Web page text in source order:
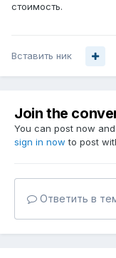
стоимость.
Вставить ник
Join the
You can post now
sign in now to post
Ответить в